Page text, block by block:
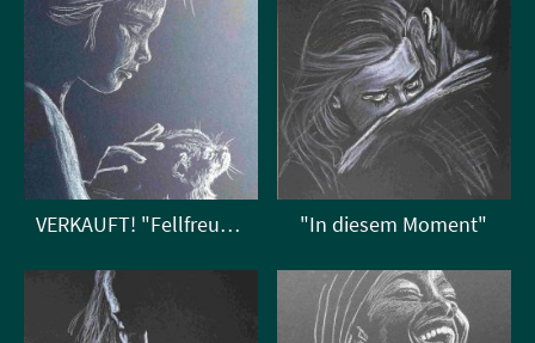
VERKAUFT! "Fellfreund" "In diesem Moment"